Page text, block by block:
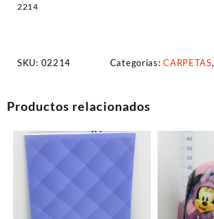
2214
SKU: 02214 Categorías:CARPETAS,
Productos relacionados